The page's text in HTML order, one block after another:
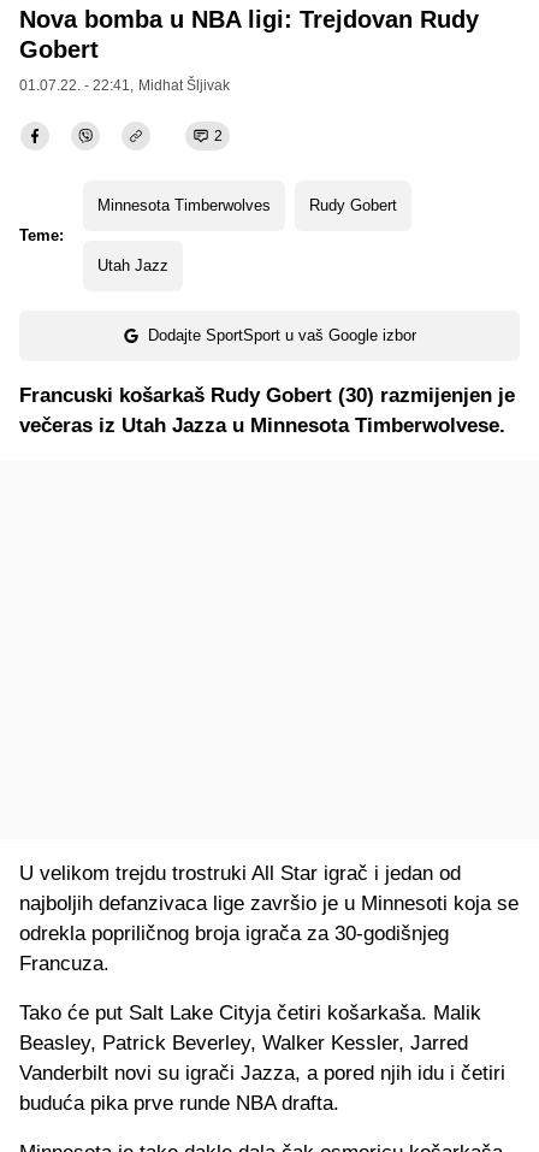
Nova bomba u NBA ligi: Trejdovan Rudy
Gobert
01.07.22. - 22:41, Midhat Šljivak
2
Teme:
Minnesota Timberwolves Rudy Gobert
Utah Jazz
Dodajte SportSport u vaš Google izbor
Francuski košarkaš Rudy Gobert (30) razmijenjen je
večeras iz Utah Jazza u Minnesota Timberwolvese.
U velikom trejdu trostruki All Star igrač i jedan od
najboljih defanzivaca lige završio je u Minnesoti koja se
odrekla popriličnog broja igrača za 30-godišnjeg
Francuza.
Tako će put Salt Lake Cityja četiri košarkaša. Malik
Beasley, Patrick Beverley, Walker Kessler, Jarred
Vanderbilt novi su igrači Jazza, a pored njih idu i četiri
buduća pika prve runde NBA drafta.